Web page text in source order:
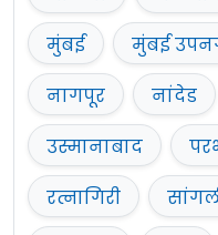
मुंबई
मुंबई
नागपूर
नांदेड
उस्मानाबाद
रत्नागिरी